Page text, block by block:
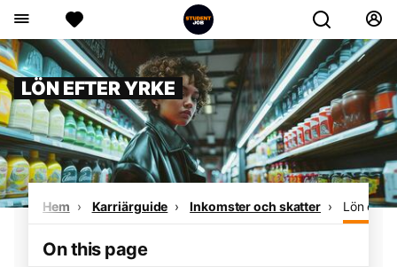
LÖN EFTER YRKE
Hem Karriärguide Inkomster och skatter Lön
On this page